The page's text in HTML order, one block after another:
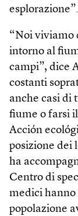
esplorazione”.
“Noi viviamo
intorno al
campi”, dice
costanti
anche casi di
fiume o farsi il
Acción
posizione dei
ha
Centro di
medici hanno
popolazione